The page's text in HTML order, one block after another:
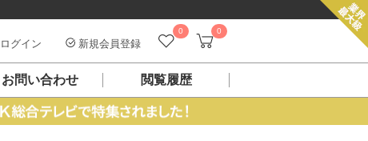
0 0
ログイン 新規会員登録
お問い合わせ 閲覧履歴